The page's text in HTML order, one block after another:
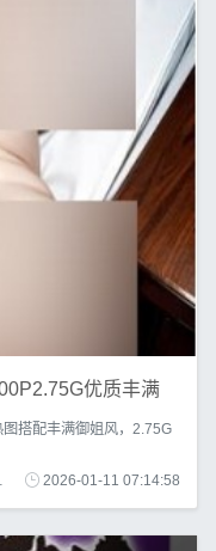
优质丰满
搭配丰满御姐风，2.75G
众筹 2026-01-11 07:14:58